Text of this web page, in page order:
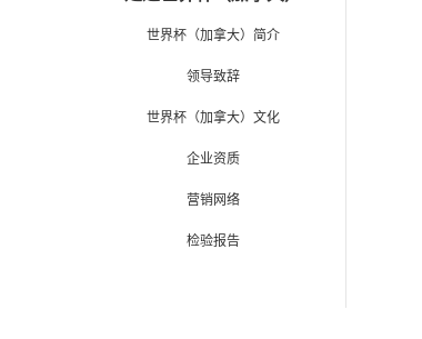
世界杯（加拿大）简介
领导致辞
世界杯（加拿大）文化
企业资质
营销网络
检验报告